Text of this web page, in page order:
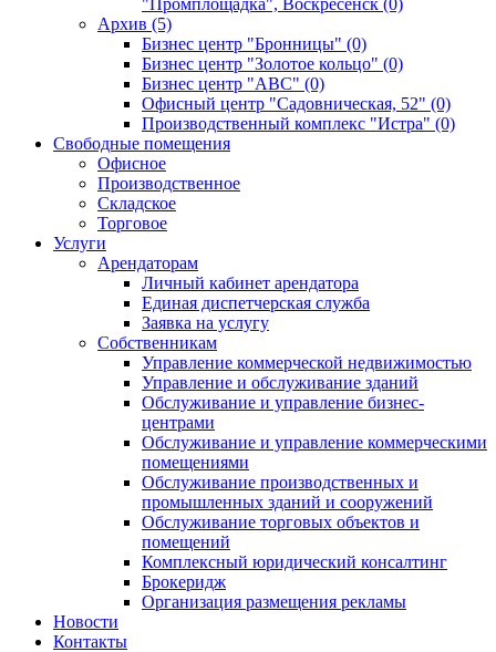
"Промплощадка", Воскресенск (0)
Архив (5)
Бизнес центр "Бронницы" (0)
Бизнес центр "Золотое кольцо" (0)
Бизнес центр "АВС" (0)
Офисный центр "Садовническая, 52" (0)
Производственный комплекс "Истра" (0)
Свободные помещения
Офисное
Производственное
Складское
Торговое
Услуги
Арендаторам
Личный кабинет арендатора
Единая диспетчерская служба
Заявка на услугу
Собственникам
Управление коммерческой недвижимостью
Управление и обслуживание зданий
Обслуживание и управление бизнес-
центрами
Обслуживание и управление коммерческими
помещениями
Обслуживание производственных и
промышленных зданий и сооружений
Обслуживание торговых объектов и
помещений
Комплексный юридический консалтинг
Брокеридж
Организация размещения рекламы
Новости
Контакты